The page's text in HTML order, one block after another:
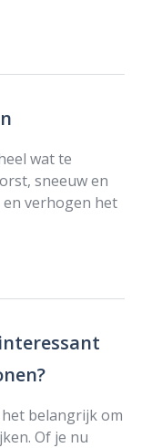
wat te
sneeuw en
verhogen het
belangrijk om
Of je nu